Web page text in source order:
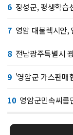
6 장성군, 평생학
7 영암 대불렉시안
8 전남광주특별시
9 '영암군 가스판매
10 영암군민속씨